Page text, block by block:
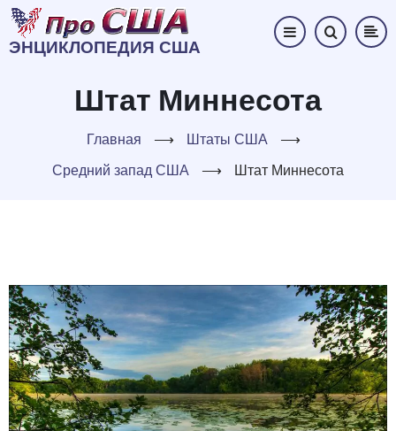
Перейти
основному
ЭНЦИКЛОПЕДИЯ США
Штат Миннесота
Главная ⟶ Штаты США
⟶
Средний запад США
⟶ Штат Миннесота